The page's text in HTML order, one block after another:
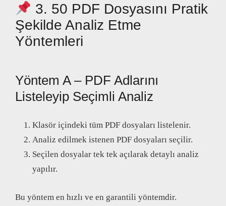
3. 50 PDF Dosyasını Pratik
Şekilde Analiz Etme
Yöntemleri
Yöntem A – PDF Adlarını
Listeleyip Seçimli Analiz
Klasör içindeki tüm PDF dosyaları listelenir.
Analiz edilmek istenen PDF dosyaları seçilir.
Seçilen dosyalar tek tek açılarak detaylı analiz
yapılır.
Bu yöntem en hızlı ve en garantili yöntemdir.